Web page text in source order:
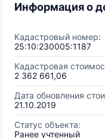
Информация о
Кадастровый номер:
25:10:230005:1187
Кадастровая
2 362 661,06
Дата обновления
21.10.2019
Статус объекта:
Ранее учтенный